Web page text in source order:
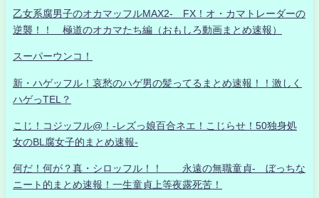
乙女系腐男子のオカマッフルMAX2- FX！オ・カマトレーダーの
逆襲！！ 極道のオカマたち編（おもしろ動画まとめ速報）
スーパーウンコ！
新・ハゲッフル！哀愁のハゲ男の髪ってるまとめ速報！！激しく
ハゲっTEL？
こじ！コジッフル@！-レズっ娘百合ネエ！こじらせ！50独身処
女のBL腐女子的まとめ速報-
何だ！何が？真・シロッフル！！ 永遠の無職童貞- ぼっちな
ニート的まとめ速報！一生童貞上等夜露死苦！